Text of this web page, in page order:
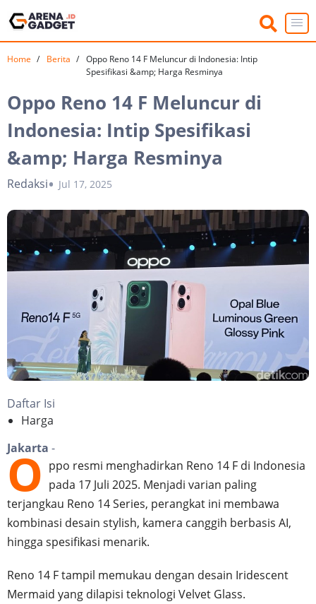
Home Berita
Oppo Reno 14 F Meluncur di Indonesia: Intip
Spesifikasi &amp; Harga Resminya
Oppo Reno 14 F Meluncur di
Indonesia: Intip Spesifikasi
&amp; Harga Resminya
Redaksi Jul 17, 2025
Daftar Isi
Harga
Jakarta -
O ppo resmi menghadirkan Reno 14 F di Indonesia
pada 17 Juli 2025. Menjadi varian paling
terjangkau Reno 14 Series, perangkat ini membawa
kombinasi desain stylish, kamera canggih berbasis AI,
hingga spesifikasi menarik.
Reno 14 F tampil memukau dengan desain Iridescent
Mermaid yang dilapisi teknologi Velvet Glass.